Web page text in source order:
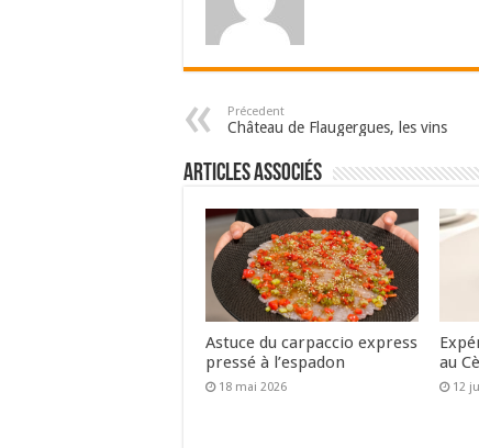
Précedent
Château de Flaugergues, les vins
Articles associés
Astuce du carpaccio express
pressé à l’espadon
18 mai 2026
au
12